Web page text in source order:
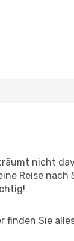
nicht
Reise
Sie